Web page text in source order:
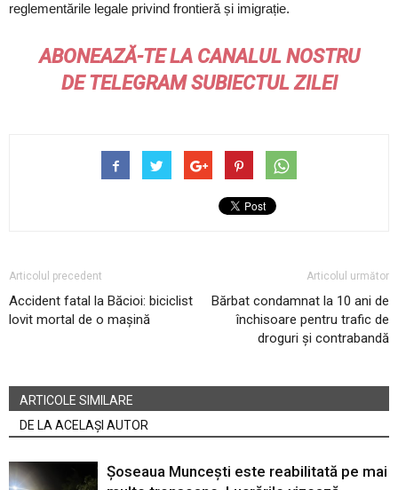
reglementările legale privind frontieră și imigrație.
ABONEAZĂ-TE LA CANALUL NOSTRU
DETELEGRAMSUBIECTUL ZILEI
Articolul precedent
Accident fatal la Băcioi: biciclist
lovit mortal de o mașină
Articolul următor
Bărbat condamnat la 10 ani de
închisoare pentru trafic de
droguri și contrabandă
ARTICOLE SIMILARE
DE LA ACELAȘI AUTOR
Șoseaua Muncești este reabilitată pe mai